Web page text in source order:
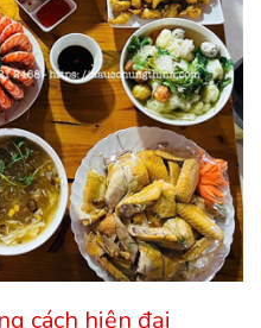
cách hiện đại